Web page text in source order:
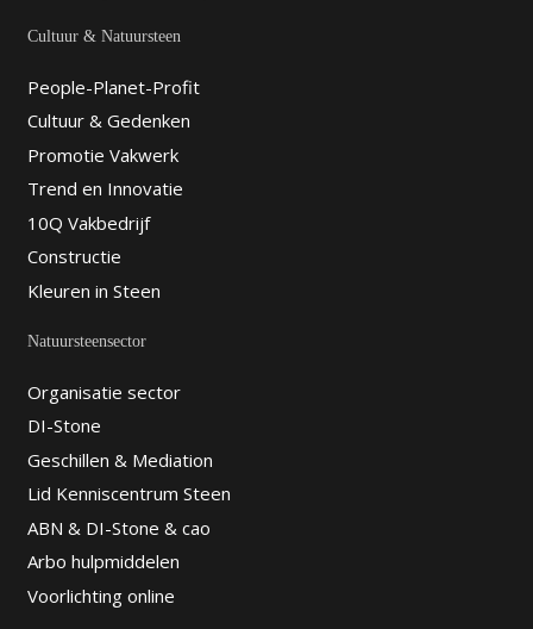
Cultuur & Natuursteen
People-Planet-Profit
Cultuur & Gedenken
Promotie Vakwerk
Trend en Innovatie
10Q Vakbedrijf
Constructie
Kleuren in Steen
Natuursteensector
Organisatie sector
DI-Stone
Geschillen & Mediation
Lid Kenniscentrum Steen
ABN & DI-Stone & cao
Arbo hulpmiddelen
Voorlichting online